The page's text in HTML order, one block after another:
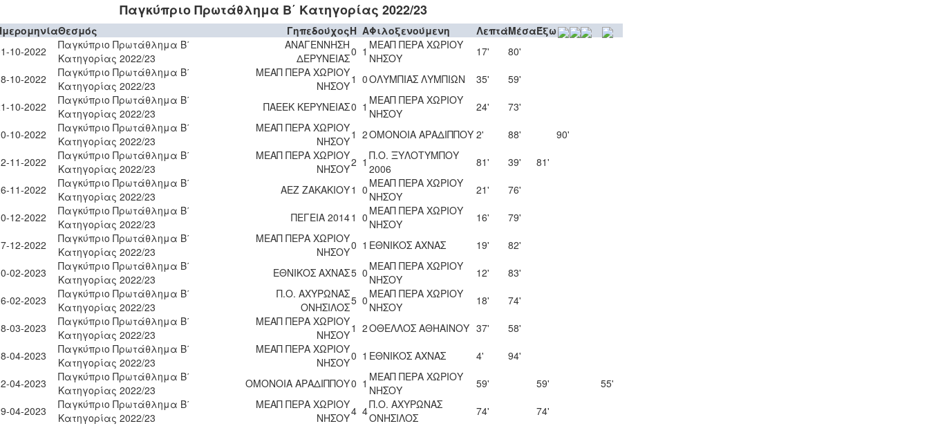
Παγκύπριο Πρωτάθλημα Β΄ Κατηγορίας 2022/23
Θεσμός ΓηπεδούχοςH AΦιλοξενούμενη ΛεπτάΜέσαΈξω
10-2022
Παγκύπριο Πρωτάθλημα Β΄
Κατηγορίας 2022/23
ΑΝΑΓΕΝΝΗΣΗ
ΔΕΡΥΝΕΙΑΣ0 1 ΜΕΑΠ ΠΕΡΑ ΧΩΡΙΟΥ
ΝΗΣΟΥ
17'
80'
10-2022
Παγκύπριο Πρωτάθλημα Β΄
Κατηγορίας 2022/23
ΜΕΑΠ ΠΕΡΑ ΧΩΡΙΟΥ
ΝΗΣΟΥ1 0ΟΛΥΜΠΙΑΣ ΛΥΜΠΙΩΝ 35'
59'
10-2022
Παγκύπριο Πρωτάθλημα Β΄
Κατηγορίας 2022/23
ΠΑΕΕΚ ΚΕΡΥΝΕΙΑΣ0 1 ΜΕΑΠ ΠΕΡΑ ΧΩΡΙΟΥ
ΝΗΣΟΥ
24'
73'
10-2022
Παγκύπριο Πρωτάθλημα Β΄
Κατηγορίας 2022/23
ΜΕΑΠ ΠΕΡΑ ΧΩΡΙΟΥ
ΝΗΣΟΥ1 2ΟΜΟΝΟΙΑ ΑΡΑΔΙΠΠΟΥ 2' 88'
90'
11-2022
Παγκύπριο Πρωτάθλημα Β΄
Κατηγορίας 2022/23
ΜΕΑΠ ΠΕΡΑ ΧΩΡΙΟΥ
ΝΗΣΟΥ2 1 Π.Ο. ΞΥΛΟΤΥΜΠΟΥ
2006
81' 39'
81'
11-2022
Παγκύπριο Πρωτάθλημα Β΄
Κατηγορίας 2022/23
ΑΕΖ ΖΑΚΑΚΙΟΥ1 0 ΜΕΑΠ ΠΕΡΑ ΧΩΡΙΟΥ
ΝΗΣΟΥ
21'
76'
12-2022
Παγκύπριο Πρωτάθλημα Β΄
Κατηγορίας 2022/23
ΠΕΓΕΙΑ 20141 0 ΜΕΑΠ ΠΕΡΑ ΧΩΡΙΟΥ
ΝΗΣΟΥ
16'
79'
12-2022
Παγκύπριο Πρωτάθλημα Β΄
Κατηγορίας 2022/23
ΜΕΑΠ ΠΕΡΑ ΧΩΡΙΟΥ
ΝΗΣΟΥ0 1 ΕΘΝΙΚΟΣ ΑΧΝΑΣ 19'
82'
02-2023
Παγκύπριο Πρωτάθλημα Β΄
Κατηγορίας 2022/23
ΕΘΝΙΚΟΣ ΑΧΝΑΣ5 0 ΜΕΑΠ ΠΕΡΑ ΧΩΡΙΟΥ
ΝΗΣΟΥ
12'
83'
02-2023
Παγκύπριο Πρωτάθλημα Β΄
Κατηγορίας 2022/23
Π.Ο. ΑΧΥΡΩΝΑΣ
ΟΝΗΣΙΛΟΣ5 0 ΜΕΑΠ ΠΕΡΑ ΧΩΡΙΟΥ
ΝΗΣΟΥ
18'
74'
03-2023
Παγκύπριο Πρωτάθλημα Β΄
Κατηγορίας 2022/23
ΜΕΑΠ ΠΕΡΑ ΧΩΡΙΟΥ
ΝΗΣΟΥ1 2ΟΘΕΛΛΟΣ ΑΘΗΑΙΝΟΥ 37'
58'
04-2023
Παγκύπριο Πρωτάθλημα Β΄
Κατηγορίας 2022/23
ΜΕΑΠ ΠΕΡΑ ΧΩΡΙΟΥ
ΝΗΣΟΥ0 1 ΕΘΝΙΚΟΣ ΑΧΝΑΣ 4'
94'
04-2023
Παγκύπριο Πρωτάθλημα Β΄
Κατηγορίας 2022/23
ΟΜΟΝΟΙΑ ΑΡΑΔΙΠΠΟΥ0 1 ΜΕΑΠ ΠΕΡΑ ΧΩΡΙΟΥ
ΝΗΣΟΥ
59' 59'
55'
04-2023
Παγκύπριο Πρωτάθλημα Β΄
Κατηγορίας 2022/23
ΜΕΑΠ ΠΕΡΑ ΧΩΡΙΟΥ
ΝΗΣΟΥ4 4Π.Ο. ΑΧΥΡΩΝΑΣ
ΟΝΗΣΙΛΟΣ
74' 74'